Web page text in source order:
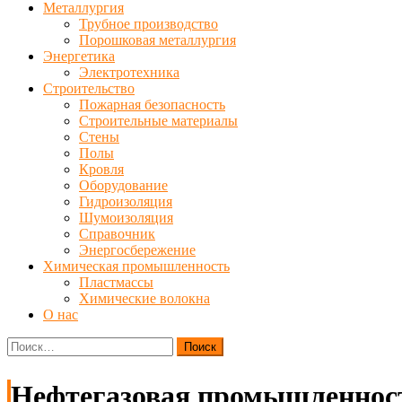
Металлургия
Трубное производство
Порошковая металлургия
Энергетика
Электротехника
Строительство
Пожарная безопасность
Строительные материалы
Стены
Полы
Кровля
Оборудование
Гидроизоляция
Шумоизоляция
Справочник
Энергосбережение
Химическая промышленность
Пластмассы
Химические волокна
О нас
Найти: